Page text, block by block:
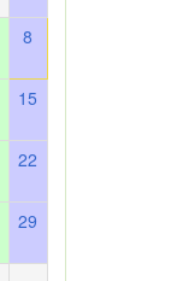
8
15
22
29